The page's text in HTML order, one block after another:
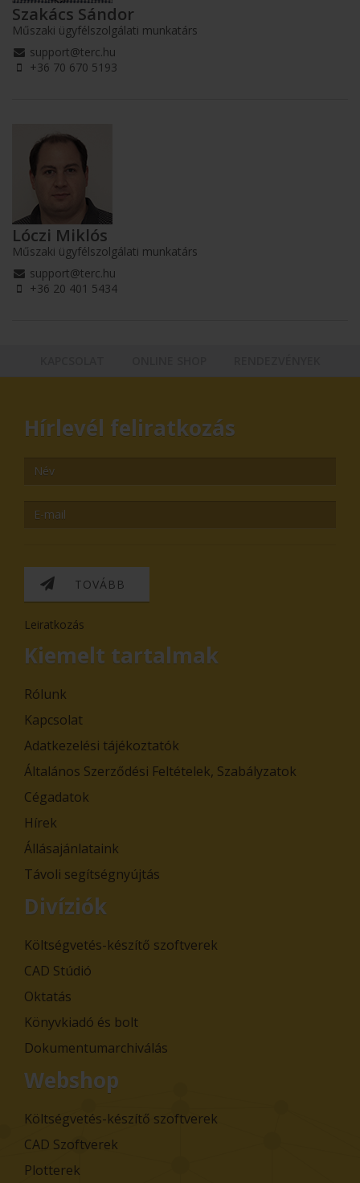
Szakács Sándor
Műszaki ügyfélszolgálati munkatárs
support@terc.hu
+36 70 670 5193
Lóczi Miklós
Műszaki ügyfélszolgálati munkatárs
support@terc.hu
+36 20 401 5434
Hírlevél feliratkozás
TOVÁBB
Leiratkozás
Kiemelt tartalmak
Rólunk
Kapcsolat
Adatkezelési tájékoztatók
Általános Szerződési Feltételek, Szabályzatok
Cégadatok
Hírek
Állásajánlataink
Távoli segítségnyújtás
Divíziók
Költségvetés-készítő szoftverek
CAD Stúdió
Oktatás
Könyvkiadó és bolt
Dokumentumarchiválás
Webshop
Költségvetés-készítő szoftverek
CAD Szoftverek
Plotterek